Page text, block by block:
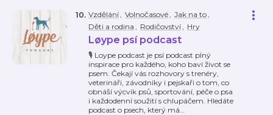
Vzdělání, Volnočasové, Jak na to,
Děti a rodina , Rodičovství, Hry
Løype psí podcast
🎙️ Loype podcast je psí podcast plný
inspirace pro každého, koho baví život se
psem. Čekají vás rozhovory s trenéry,
veterináři, závodníky i pejskaři o tom, co
obnáší výcvik psů, sportování, péče o psa
i každodenní soužití s chlupáčem. Hledáte
podcast o psech, který má…
10.